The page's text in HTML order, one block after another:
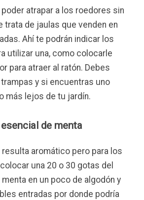
atrapar a los roedores sin
trata de jaulas que venden en
Ahí te podrán indicar los
utilizar una, como colocarle
para atraer al ratón. Debes
y si encuentras uno
más lejos de tu jardín.
de menta
aromático pero para los
una 20 o 30 gotas del
en un poco de algodón y
entradas por donde podría